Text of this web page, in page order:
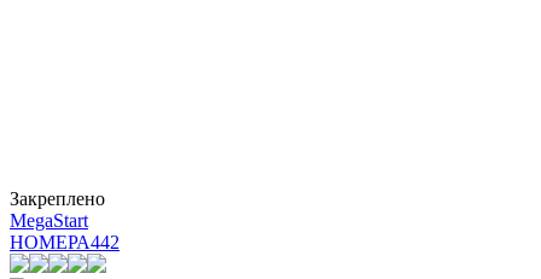
Закреплено
MegaStart
НОМЕРА442